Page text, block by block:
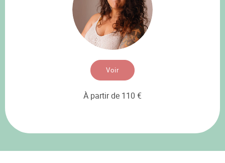
Voir
À partir de 110 €